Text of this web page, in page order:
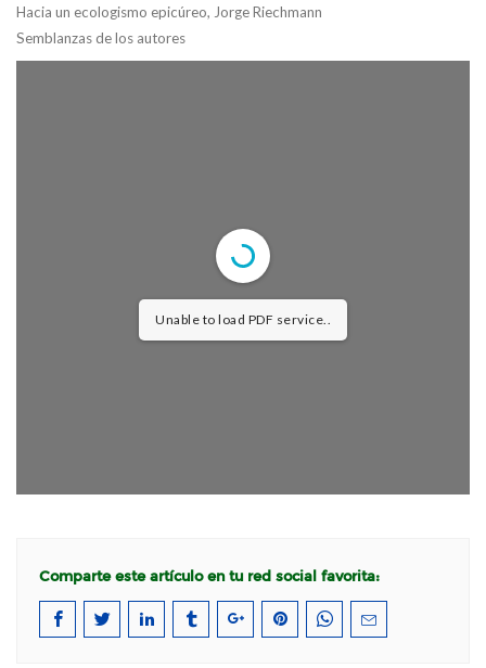
Hacia un ecologismo epicúreo, Jorge Riechmann
Semblanzas de los autores
Unable to load PDF service..
Comparte este artículo en tu red social favorita: